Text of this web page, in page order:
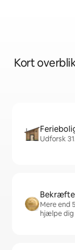
Kort
Udforsk
Mere end
hjælpe